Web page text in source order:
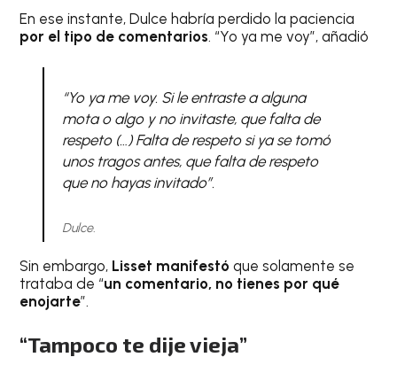
En ese instante, Dulce habría perdido la paciencia
por el tipo de comentarios. “Yo ya me voy”, añadió
“Yo ya me voy. Si le entraste a alguna
mota o algo y no invitaste, que falta de
respeto (…) Falta de respeto si ya se tomó
unos tragos antes, que falta de respeto
que no hayas invitado”.
Dulce.
Sin embargo, Lisset manifestó que solamente se
trataba de “un comentario, no tienes por qué
enojarte”.
“Tampoco te dije vieja”